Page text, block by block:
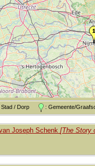
Stad / Dorp : Gemeente/
Joseph Schenk [The Story